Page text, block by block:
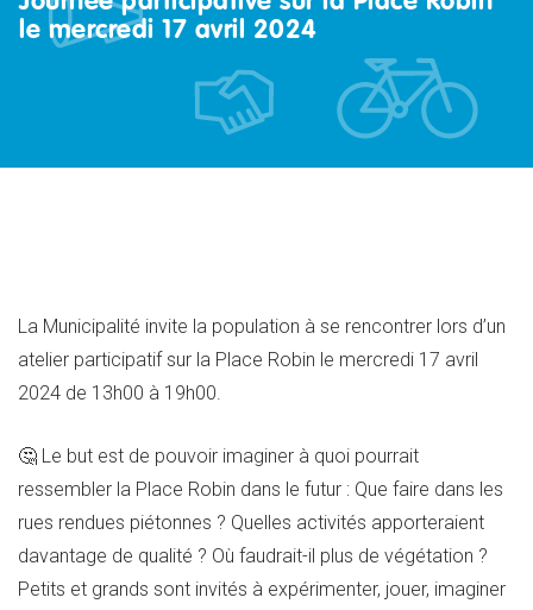
le mercredi 17 avril 2024
La Municipalité invite la population à se rencontrer lors d’un
atelier participatif sur la Place Robin le mercredi 17 avril
2024 de 13h00 à 19h00.
🤔 Le but est de pouvoir imaginer à quoi pourrait
ressembler la Place Robin dans le futur : Que faire dans les
rues rendues piétonnes ? Quelles activités apporteraient
davantage de qualité ? Où faudrait-il plus de végétation ?
Petits et grands sont invités à expérimenter, jouer, imaginer